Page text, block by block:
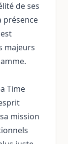
de ses
présence
majeurs
Time
mission